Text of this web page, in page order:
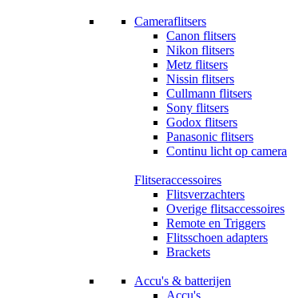
Cameraflitsers
Canon flitsers
Nikon flitsers
Metz flitsers
Nissin flitsers
Cullmann flitsers
Sony flitsers
Godox flitsers
Panasonic flitsers
Continu licht op camera
Flitseraccessoires
Flitsverzachters
Overige flitsaccessoires
Remote en Triggers
Flitsschoen adapters
Brackets
Accu's & batterijen
Accu's